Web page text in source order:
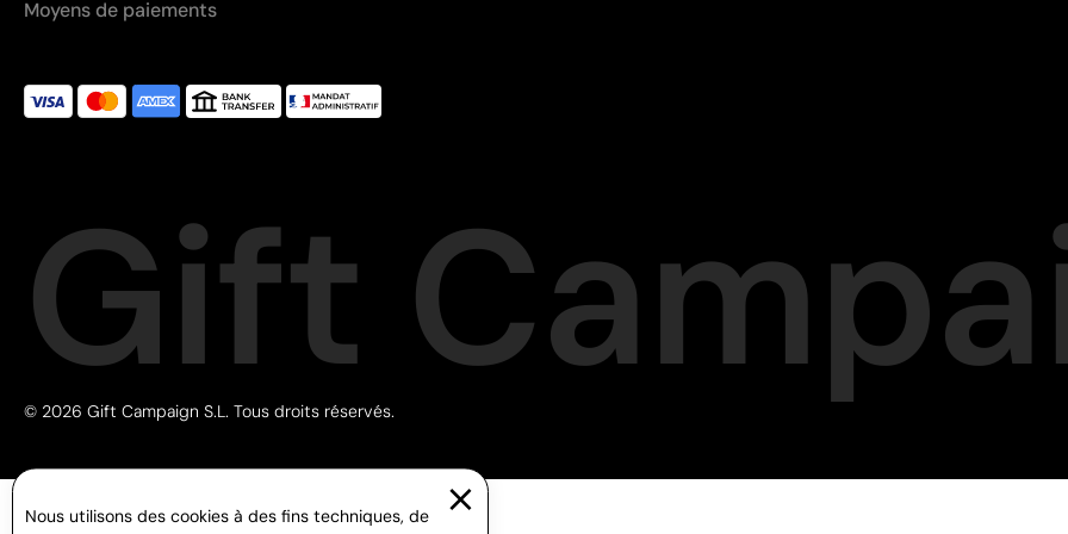
Moyens de paiements
Gift
© 2026 Gift Campaign S.L. Tous droits réservés.
Nous utilisons des cookies à des fins techniques, de